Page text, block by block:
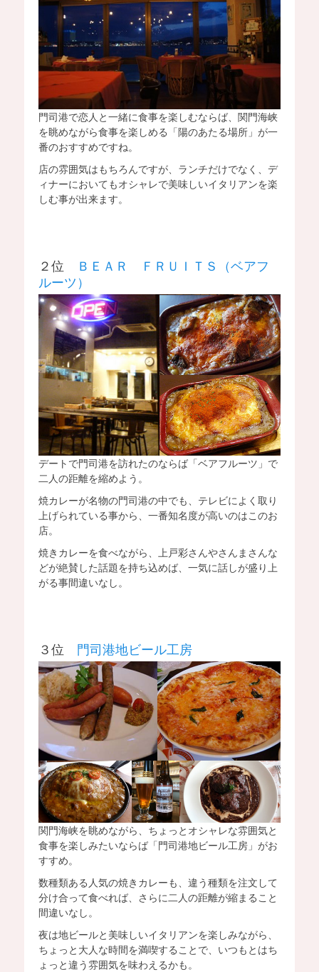
門司港で恋人と一緒に食事を楽しむならば、関門海峡
を眺めながら食事を楽しめる「陽のあたる場所」が一
番のおすすめですね。
店の雰囲気はもちろんですが、ランチだけでなく、デ
ィナーにおいてもオシャレで美味しいイタリアンを楽
しむ事が出来ます。
２位
ＢＥＡＲ ＦＲＵＩＴＳ（ベアフ
ルーツ）
デートで門司港を訪れたのならば「ベアフルーツ」で
二人の距離を縮めよう。
焼カレーが名物の門司港の中でも、テレビによく取り
上げられている事から、一番知名度が高いのはこのお
店。
焼きカレーを食べながら、上戸彩さんやさんまさんな
どが絶賛した話題を持ち込めば、一気に話しが盛り上
がる事間違いなし。
３位 門司港地ビール工房
関門海峡を眺めながら、ちょっとオシャレな雰囲気と
食事を楽しみたいならば「門司港地ビール工房」がお
すすめ。
数種類ある人気の焼きカレーも、違う種類を注文して
分け合って食べれば、さらに二人の距離が縮まること
間違いなし。
夜は地ビールと美味しいイタリアンを楽しみながら、
ちょっと大人な時間を満喫することで、いつもとはち
ょっと違う雰囲気を味わえるかも。